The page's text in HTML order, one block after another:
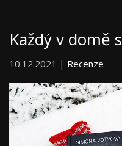
Každý v domě
10.12.2021 | Recenze